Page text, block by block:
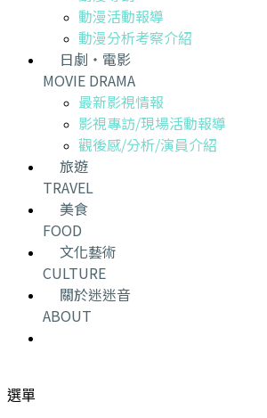
動漫活動報導
動漫分析考察介紹
日劇・電影
MOVIE DRAMA
最新影視情報
影視專訪/現場活動報導
觀後感/分析/演員介紹
旅遊
TRAVEL
美食
FOOD
文化藝術
CULTURE
關於迷迷音
ABOUT
選單